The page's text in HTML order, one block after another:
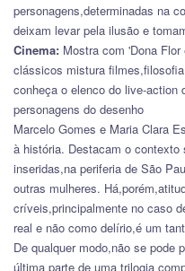
personagens,determinadas na
deixam levar pela ilusão e
Cinema: Mostra com 'Dona
clássicos mistura
conheça o elenco do live-action
personagens do desenho
Marcelo Gomes e Maria Clara
à história. Destacam o
inseridas,na periferia de São
outras mulheres.
críveis,principalmente no caso
real e não como delírio,é um
De qualquer modo,não se pode
última parte de uma trilogia